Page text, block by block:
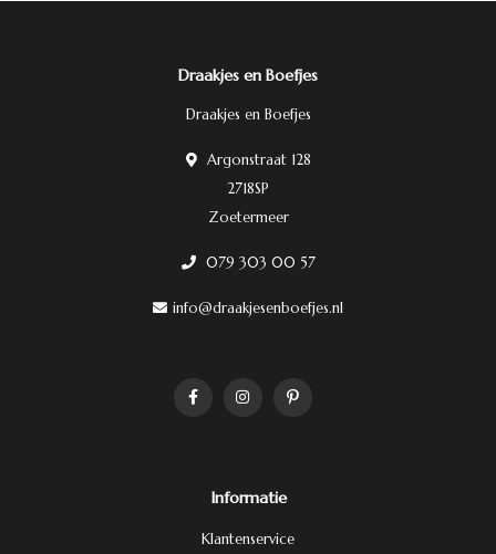
Draakjes en Boefjes
Draakjes en Boefjes
Argonstraat 128
2718SP
Zoetermeer
079 303 00 57
info@draakjesenboefjes.nl
Informatie
Klantenservice